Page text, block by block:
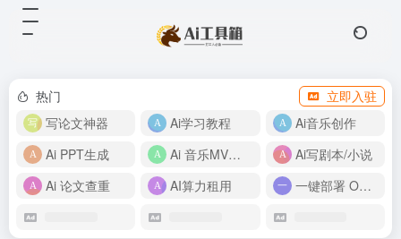
热门
立即入驻
写论文神器
Ai学习教程
Ai音乐创作
Ai PPT生成
Ai 音乐MV制作
Ai写剧本/小说
Ai 论文查重
AI算力租用 一键部署 OpenClaw